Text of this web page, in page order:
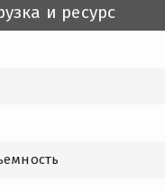
и ресурс